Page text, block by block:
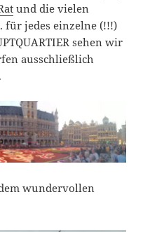
und die vielen
für jedes einzelne (!!!)
sehen wir
ausschließlich
wundervollen